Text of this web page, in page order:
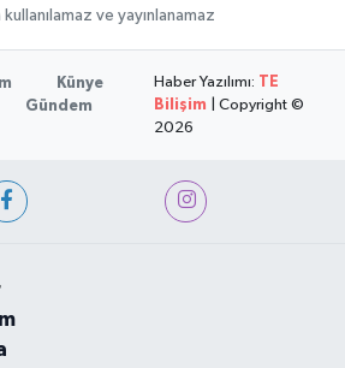
ve yayınlanamaz
Künye
Gündem
Haber Yazılımı: TE
Bilişim | Copyright ©
2026